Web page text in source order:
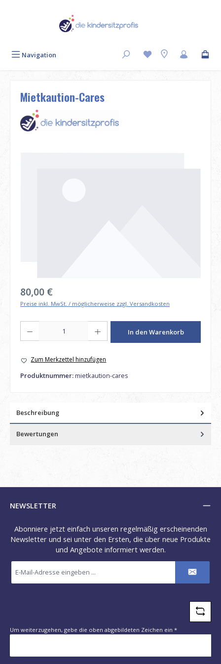
Navigation
Mietkaution-Cares
Regulärer Preis:
80,00 €
Preise inkl. MwSt. / möglicherweise zzgl. Versandkosten
In den Warenkorb
Zum Merkzettel hinzufügen
Produktnummer:mietkaution-cares
Beschreibung
Bewertungen
NEWSLETTER
Abonniere jetzt einfach unseren regelmäßig erscheinenden
Newsletter und sei unter den Ersten, die über neue Produkte
und Angebote informiert werden.
Mail-
Um weiterzugehen, gebe die oben abgebildeten Zeichen ein *